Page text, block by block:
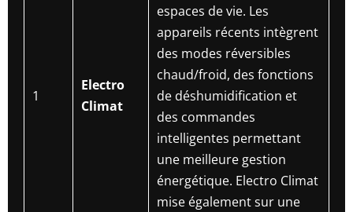
1
Electro
Climat
espaces de vie. Les
appareils récents intègrent
des modes réversibles
chaud/froid, des fonctions
de déshumidification et
des commandes
intelligentes permettant
une meilleure gestion
énergétique. Electro Climat
mise également sur une